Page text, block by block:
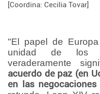
[Coordina: Cecilia Tovar]
"El papel de
unidad de los
veraderamente
acuerdo de paz (en
en las